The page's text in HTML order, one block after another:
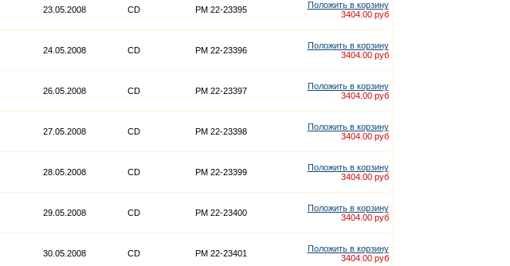
23.05.2008 CD PM 22-23395
Положить в корзину
3404.00 руб
24.05.2008 CD PM 22-23396
Положить в корзину
3404.00 руб
26.05.2008 CD PM 22-23397
Положить в корзину
3404.00 руб
27.05.2008 CD PM 22-23398
Положить в корзину
3404.00 руб
28.05.2008 CD PM 22-23399
Положить в корзину
3404.00 руб
29.05.2008 CD PM 22-23400
Положить в корзину
3404.00 руб
30.05.2008 CD PM 22-23401
Положить в корзину
3404.00 руб